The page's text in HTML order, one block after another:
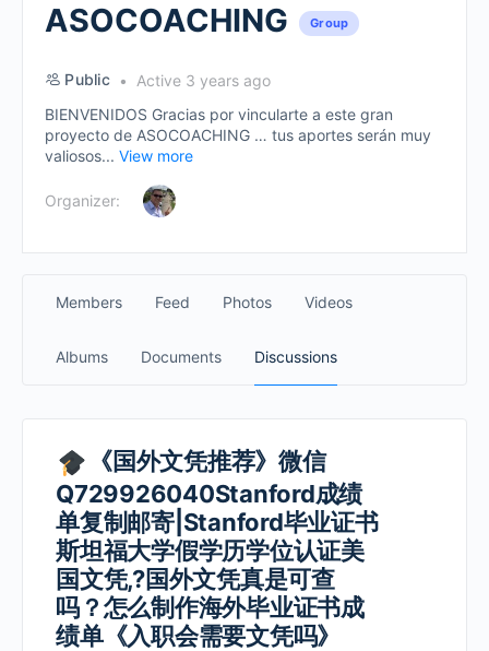
ASOCOACHING Group
Public
Active 3 years ago
BIENVENIDOS Gracias por vincularte a este gran
proyecto de ASOCOACHING … tus aportes serán muy
valiosos... View more
Organizer:
Members Feed Photos Videos
Albums Documents Discussions
《国外文凭推荐》微信
Q729926040Stanford成绩
单复制邮寄|Stanford毕业证书
斯坦福大学假学历学位认证美
国文凭,?国外文凭真是可查
吗？怎么制作海外毕业证书成
绩单《入职会需要文凭吗》